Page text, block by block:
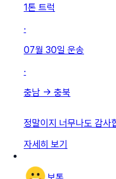
1톤 트럭
·
07월 30일 운송
·
충남 → 충북
정말이지 너무나도 감사
자세히 보기